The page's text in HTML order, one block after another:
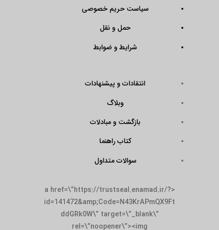
سیاست حریم خصوصی
حمل و نقل
شرایط و ضوابط
انتقادات و پیشنهادات
وبلاگ
بازگشت و مبادلات
کتاب راهنما
سوالات متداول
<a href=\”https://trustseal.enamad.ir/?
id=141472&amp;Code=N43KrAPmQX9Ft
ddGRk0W\” target=\”_blank\”
rel=\”noopener\”><img